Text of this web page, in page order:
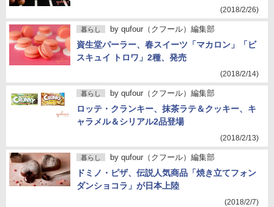
(2018/2/26)
暮らし by qufour（クフール）編集部
資生堂パーラー、春スイーツ「マカロン」「ビ
スキュイ トロワ」2種、発売
(2018/2/14)
暮らし by qufour（クフール）編集部
ロッテ・クランキー、抹茶ラテ＆クッキー、キ
ャラメル＆シリアル2品登場
(2018/2/13)
暮らし by qufour（クフール）編集部
ドミノ・ピザ、伝説人気商品「焼き立てフォン
ダンショコラ」が日本上陸
(2018/2/7)